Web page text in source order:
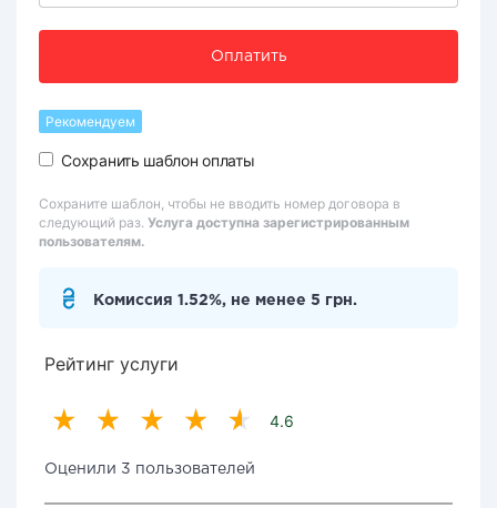
Оплатить
Рекомендуем
Сохранить шаблон оплаты
Сохраните шаблон, чтобы не вводить номер договора в
следующий раз. Услуга доступна зарегистрированным
пользователям.
Комиссия 1.52%, не менее 5 грн.
Рейтинг услуги
4.6
Оценили 3 пользователей